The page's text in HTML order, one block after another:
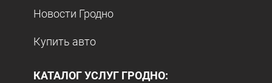
Новости Гродно
Купить авто
КАТАЛОГ УСЛУГ ГРОДНО: